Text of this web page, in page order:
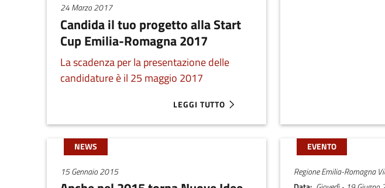
24 Marzo 2017
Candida il tuo progetto alla Start
Cup Emilia-Romagna 2017
La scadenza per la presentazione delle
candidature è il 25 maggio 2017
LEGGI TUTTO
ABOUT CANDIDA IL TUO PROGETTO ALLA START
NEWS
15 Gennaio 2015
EVENTO
Regione Emilia-Romagna